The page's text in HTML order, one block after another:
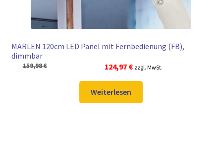
MARLEN 120cm LED Panel mit Fernbedienung (FB),
dimmbar
159,98€
Ursprünglicher
Preis
war:
159,98 €
124,97 €Aktueller
Preis
124,97 €.
zzgl. MwSt.
Weiterlesen